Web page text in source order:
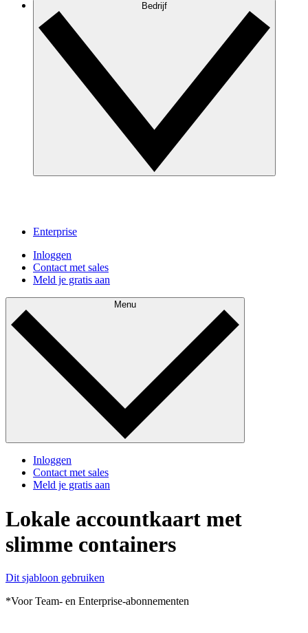
Bedrijf
Enterprise
Inloggen
Contact met sales
Meld je gratis aan
Menu
Inloggen
Contact met sales
Meld je gratis aan
Lokale accountkaart met
slimme containers
Dit sjabloon gebruiken
*Voor Team- en Enterprise-abonnementen